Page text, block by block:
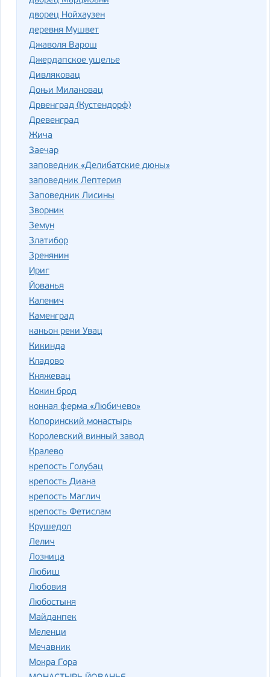
дворец Нойхаузен
деревня Мушвет
Джаволя Варош
Джердапское ущелье
Дивляковац
Доњи Милановац
Дрвенград (Кустендорф)
Древенград
Жича
Заечар
заповедник «Делибатские дюны»
заповедник Лептерия
Заповедник Лисины
Зворник
Земун
Златибор
Зренянин
Ириг
Йованья
Каленич
Каменград
каньон реки Увац
Кикинда
Кладово
Княжевац
Кокин брод
конная ферма «Любичево»
Копоринский монастырь
Королевский винный завод
Кралево
крепость Голубац
крепость Диана
крепость Маглич
крепость Фетислам
Крушедол
Лелич
Лозница
Любиш
Любовия
Любостыня
Майданпек
Меленци
Мечавник
Мокра Гора